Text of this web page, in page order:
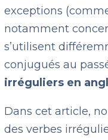
exceptions
notamment
s’utilisent
conjugués au
irréguliers en
Dans cet article,
des verbes